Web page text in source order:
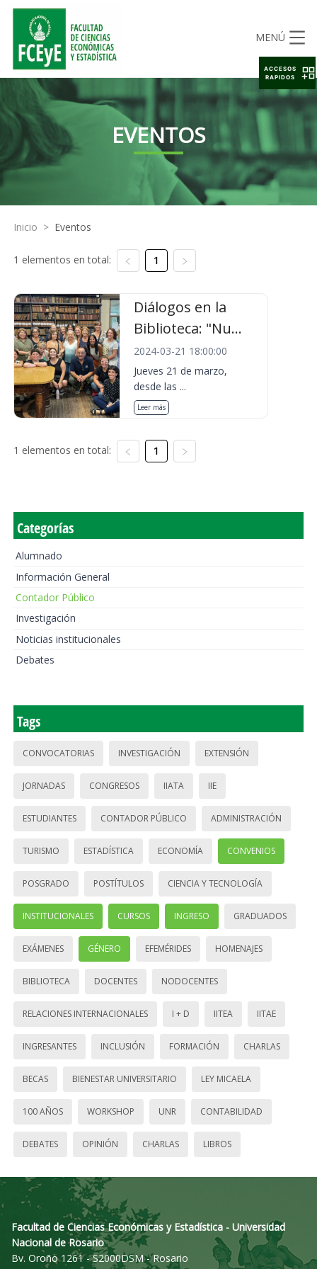
MENÚ
EVENTOS
Inicio > Eventos
1 elementos en total: 1
Diálogos en la
Biblioteca: "Nu...
2024-03-21 18:00:00
Jueves 21 de marzo,
desde las ...
Leer más
1 elementos en total: 1
Categorías
Alumnado
Información General
Contador Público
Investigación
Noticias institucionales
Debates
Tags
CONVOCATORIAS INVESTIGACIÓN EXTENSIÓN
JORNADAS CONGRESOS IIATA IIE
ESTUDIANTES CONTADOR PÚBLICO ADMINISTRACIÓN
TURISMO ESTADÍSTICA ECONOMÍA CONVENIOS
POSGRADO POSTÍTULOS CIENCIA Y TECNOLOGÍA
INSTITUCIONALES CURSOS INGRESO GRADUADOS
EXÁMENES GÉNERO EFEMÉRIDES HOMENAJES
BIBLIOTECA DOCENTES NODOCENTES
RELACIONES INTERNACIONALES I + D IITEA IITAE
INGRESANTES INCLUSIÓN FORMACIÓN CHARLAS
BECAS BIENESTAR UNIVERSITARIO LEY MICAELA
100 AÑOS WORKSHOP UNR CONTABILIDAD
DEBATES OPINIÓN CHARLAS LIBROS
Facultad de Ciencias Económicas y Estadística - Universidad
Nacional de Rosario
Bv. Oroño 1261 - S2000DSM - Rosario
ACCESOS
RAPIDOS